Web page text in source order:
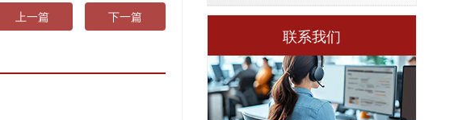
上一篇 下一篇
联系我们